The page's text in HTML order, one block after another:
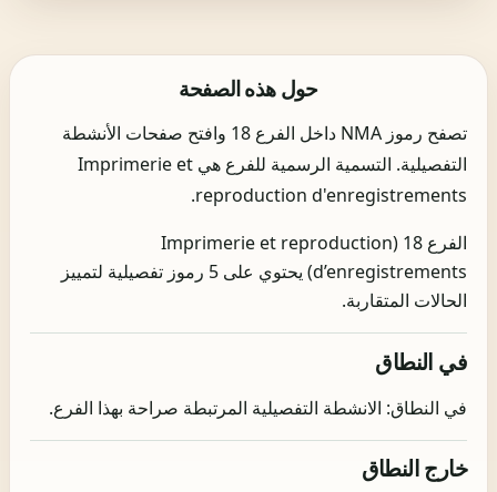
حول هذه الصفحة
تصفح رموز NMA داخل الفرع 18 وافتح صفحات الأنشطة
التفصيلية. التسمية الرسمية للفرع هي Imprimerie et
reproduction d'enregistrements.
الفرع 18 (Imprimerie et reproduction
d’enregistrements) يحتوي على 5 رموز تفصيلية لتمييز
الحالات المتقاربة.
في النطاق
في النطاق: الانشطة التفصيلية المرتبطة صراحة بهذا الفرع.
خارج النطاق